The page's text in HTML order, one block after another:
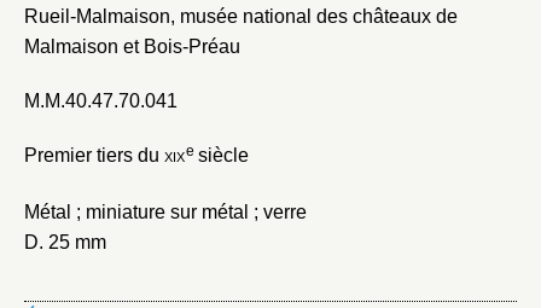
Rueil-Malmaison, musée national des châteaux de
Malmaison et Bois-Préau
M.M.40.47.70.041
Premier tiers du xixe siècle
Métal ; miniature sur métal ; verre
D. 25 mm
notice
Nom du dossier
Connexion
Courriel